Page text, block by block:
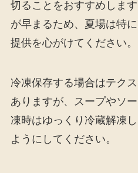
切ることをおすすめしま
が早まるため、夏場は特
提供を心がけてください。
冷凍保存する場合はテク
ありますが、スープやソ
凍時はゆっくり冷蔵解凍
ようにしてください。